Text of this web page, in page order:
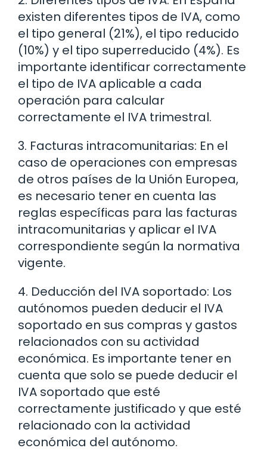
existen diferentes tipos de IVA, como
el tipo general (21%), el tipo reducido
(10%) y el tipo superreducido (4%). Es
importante identificar correctamente
el tipo de IVA aplicable a cada
operación para calcular
correctamente el IVA trimestral.
3. Facturas intracomunitarias: En el
caso de operaciones con empresas
de otros países de la Unión Europea,
es necesario tener en cuenta las
reglas específicas para las facturas
intracomunitarias y aplicar el IVA
correspondiente según la normativa
vigente.
4. Deducción del IVA soportado: Los
autónomos pueden deducir el IVA
soportado en sus compras y gastos
relacionados con su actividad
económica. Es importante tener en
cuenta que solo se puede deducir el
IVA soportado que esté
correctamente justificado y que esté
relacionado con la actividad
económica del autónomo.